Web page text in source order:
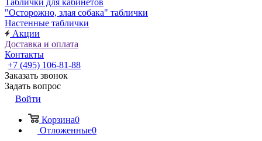
Таблички для кабинетов
"Осторожно, злая собака" таблички
Настенные таблички
Акции
Доставка и оплата
Контакты
+7 (495) 106-81-88
Заказать звонок
Задать вопрос
Войти
Корзина0
Отложенные0